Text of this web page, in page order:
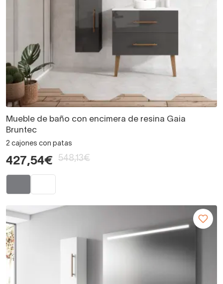
Mueble de baño con encimera de resina Gaia
Bruntec
2 cajones con patas
427,54€ 548,13€